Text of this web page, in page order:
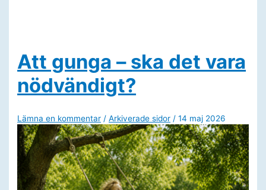
Att gunga – ska det vara
nödvändigt?
Lämna en kommentar /Arkiverade sidor /14 maj 2026